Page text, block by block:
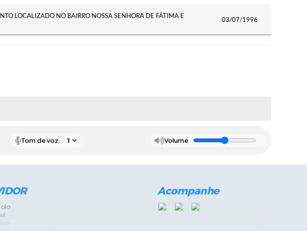
LOCALIZADO NO BAIRRO NOSSA SENHORA DE FÁTIMA E
03/07/1996
Tom de voz: Volume
Acompanhe